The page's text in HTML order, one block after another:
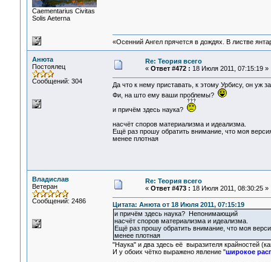
Сaementarius Civitas
Solis Aeterna
«Осенний Ангел прячется в дождях. В листве
Анюта
Постоялец
Сообщений: 304
Re: Теория всего
« Ответ #472 : 18 Июля 2011, 07:15:19 »
Да что к нему приставать, к этому Урбису, он уж
Фи, на што ему ваши проблемы?
и причём здесь наука?
насчёт споров материализма и идеализма.
Ещё раз прошу обратить внимание, что моя
менее плотная
Владислав
Ветеран
Сообщений: 2486
Re: Теория всего
« Ответ #473 : 18 Июля 2011, 08:30:25 »
Цитата: Анюта от 18 Июля 2011, 07:15:19
и причём здесь наука? Непонимающий
насчёт споров материализма и идеализма.
Ещё раз прошу обратить внимание, что моя
менее плотная
"Наука" и два здесь её выразителя крайностей
И у обоих чётко выражено явление "широкое